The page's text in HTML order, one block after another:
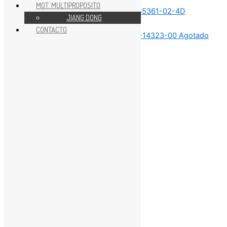
Sin categorizar
Agotado
MOT. MULTIPROPOSITO
JIANG DONG
CONTACTO